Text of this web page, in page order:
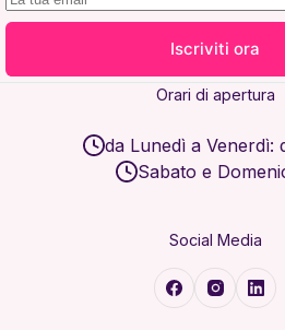
Iscriviti ora
Orari di apertura
da Lunedì a Venerdì:
Sabato e
Social Media